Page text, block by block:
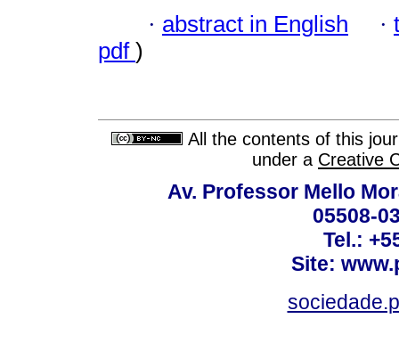
· abstract in English ·
pdf )
All the contents of this
under a Creative
Av. Professor Mello
05508-
Tel.:
Site: